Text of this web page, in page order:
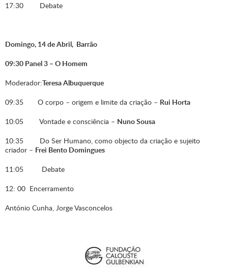
17:30 Debate
Domingo, 14 de Abril, Barrão
09:30 Panel 3 – O Homem
Moderador:Teresa Albuquerque
09:35 O corpo – origem e limite da criação – Rui Horta
10:05 Vontade e consciência – Nuno Sousa
10:35 Do Ser Humano, como objecto da criação e sujeito
criador – Frei Bento Domingues
11:05 Debate
12: 00 Encerramento
António Cunha, Jorge Vasconcelos